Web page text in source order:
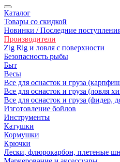
Каталог
Товары со скидкой
Новинки / Последние
Производители
Zig Rig и ловля с поверхности
Безoпасность рыбы
Быт
Весы
Все для оснасток и груза
Все для оснасток и груза (ловля
Все для оснасток и груза (фидер,
Изготовление бойлов
Инструменты
Катушки
Кормушки
Крючки
Лески, флюрокарбон, плетеные